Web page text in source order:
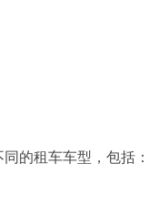
的租车车型，包括：